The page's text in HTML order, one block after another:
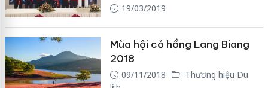
19/03/2019
Mùa hội cỏ hồng Lang Biang
2018
09/11/2018
Thương hiệu Du